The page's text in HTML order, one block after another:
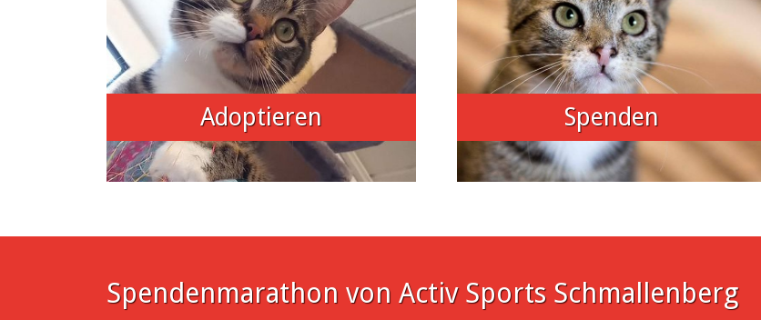
Adoptieren Spenden
Spendenmarathon von Activ Sports Schmallenberg